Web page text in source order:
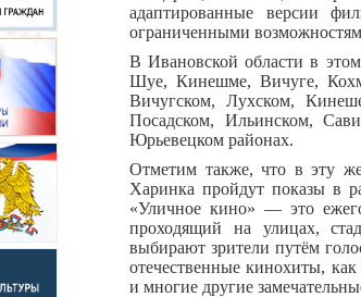
адаптированные версии
ограниченными
В Ивановской области в
Шуе, Кинешме, Вичуге,
Вичугском, Лухском,
Посадском, Ильинском,
Юрьевецком районах.
Отметим также, что в эту
Харинка пройдут показы в
«Уличное кино» — это
проходящий на улицах,
выбирают зрители путём
отечественные кинохиты,
и многие другие